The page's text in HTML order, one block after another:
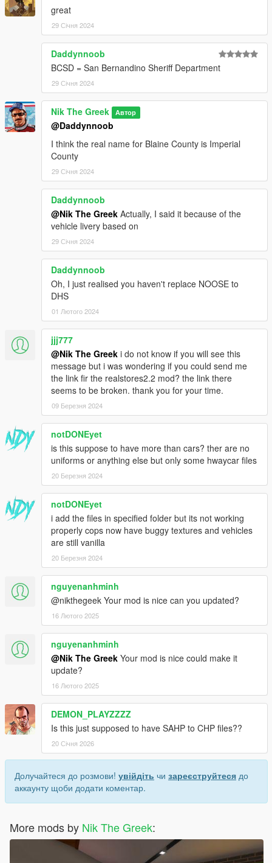
great
29 Січня 2024
Daddynnoob
BCSD = San Bernandino Sheriff Department
29 Січня 2024
Nik The Greek Автор
@Daddynnoob
I think the real name for Blaine County is Imperial
County
29 Січня 2024
Daddynnoob
@Nik The Greek Actually, I said it because of the
vehicle livery based on
29 Січня 2024
Daddynnoob
Oh, I just realised you haven't replace NOOSE to
DHS
01 Лютого 2024
jjj777
@Nik The Greek i do not know if you will see this
message but i was wondering if you could send me
the link fir the realstores2.2 mod? the link there
seems to be broken. thank you for your time.
09 Березня 2024
notDONEyet
is this suppose to have more than cars? ther are no
uniforms or anything else but only some hwaycar files
20 Березня 2024
notDONEyet
i add the files in specified folder but its not working
properly cops now have buggy textures and vehicles
are still vanilla
20 Березня 2024
nguyenanhminh
@nikthegeek Your mod is nice can you updated?
16 Лютого 2025
nguyenanhminh
@Nik The Greek Your mod is nice could make it
update?
16 Лютого 2025
DEMON_PLAYZZZZ
Is this just supposed to have SAHP to CHP files??
20 Січня 2026
Долучайтеся до розмови! увійдіть чи зареєструйтеся до
аккаунту щоби додати коментар.
More mods by Nik The Greek: